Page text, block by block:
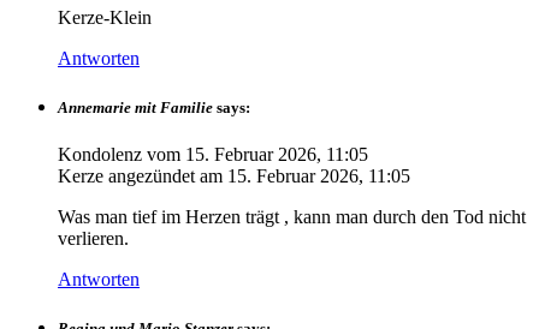
Kerze-Klein
Antworten
Annemarie mit Familie says:
Kondolenz vom 15. Februar 2026, 11:05
Kerze angezündet am 15. Februar 2026, 11:05
Was man tief im Herzen trägt , kann man durch den Tod nicht
verlieren.
Antworten